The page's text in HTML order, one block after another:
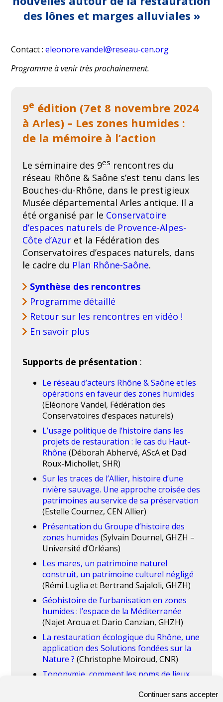
Continuer sans accepter
des lônes et marges alluviales »
Contact :eleonore.vandel@reseau-cen.org
Programme à venir très prochainement.
9e édition (7et 8 novembre 2024
à Arles) – Les zones humides :
de la mémoire à l’action
Le séminaire des 9es rencontres du
réseau Rhône & Saône s’est tenu dans les
Bouches-du-Rhône, dans le prestigieux
Musée départemental Arles antique. Il a
été organisé par le Conservatoire
d’espaces naturels de Provence-Alpes-
Côte d’Azuret la Fédération des
Conservatoires d’espaces naturels, dans
le cadre du Plan Rhône-Saône.
Synthèse des rencontres
Programme détaillé
Retour sur les rencontres en vidéo !
En savoir plus
Supports de présentation :
Le réseau d’acteurs Rhône & Saône et les
opérations en faveur des zones humides
(Eléonore Vandel, Fédération des
Conservatoires d’espaces naturels)
L’usage politique de l’histoire dans les
projets de restauration : le cas du Haut-
Rhône (Déborah Abhervé, AScA et Dad
Roux-Michollet, SHR)
Sur les traces de l’Allier, histoire d’une
rivière sauvage. Une approche croisée des
patrimoines au service de sa préservation
(Estelle Cournez, CEN Allier)
Présentation du Groupe d’histoire des
zones humides (Sylvain Dournel, GHZH –
Université d’Orléans)
Les mares, un patrimoine naturel
construit, un patrimoine culturel négligé
(Rémi Luglia et Bertrand Sajaloli, GHZH)
Géohistoire de l’urbanisation en zones
humides : l’espace de la Méditerranée
(Najet Aroua et Dario Canzian, GHZH)
La restauration écologique du Rhône, une
application des Solutions fondées sur la
Nature ? (Christophe Moiroud, CNR)
Toponymie, comment les noms de lieux
(Gaël Hemery,